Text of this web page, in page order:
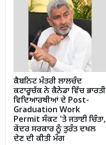
ਕੈਬਨਿਟ ਮੰਤਰੀ ਲਾਲਚੰਦ
ਕਟਾਰੂਚੱਕ ਨੇ ਕੈਨੇਡਾ ਵਿੱਚ ਭਾਰਤੀ
ਵਿਦਿਆਰਥੀਆਂ ਦੇ Post-
Graduation Work
Permit ਸੰਕਟ 'ਤੇ ਜਤਾਈ ਚਿੰਤਾ,
ਕੇਂਦਰ ਸਰਕਾਰ ਨੂੰ ਤੁਰੰਤ ਦਖਲ
ਦੇਣ ਦੀ ਕੀਤੀ ਮੰਗ